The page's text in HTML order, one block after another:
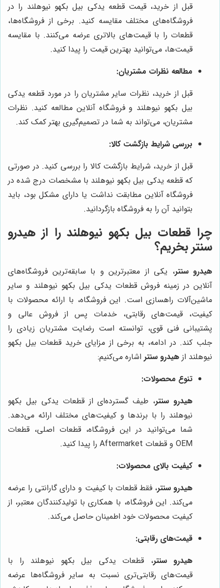
قبل از خرید، قیمت قطعه یدکی بیل بکهو نیوهلند را در
فروشگاه‌های مختلف مقایسه کنید. برخی از فروشگاه‌ها،
قطعات را با قیمت‌های بالاتری عرضه می‌کنند. با مقایسه
قیمت‌ها، می‌توانید بهترین قیمت را پیدا کنید.
مطالعه نظرات مشتریان:
قبل از خرید، نظرات سایر مشتریان را در مورد قطعه یدکی
بیل بکهو نیوهلند و فروشگاه آنلاین مطالعه کنید. نظرات
مشتریان، می‌تواند به شما در تصمیم‌گیری بهتر کمک کند.
بررسی شرایط بازگشت کالا:
قبل از خرید، شرایط بازگشت کالا را بررسی کنید. در صورتی
که قطعه یدکی بیل بکهو نیوهلند با مشخصات درج شده در
فروشگاه آنلاین مطابقت نداشت یا دارای مشکل بود، باید
بتوانید آن را به فروشگاه بازگردانید.
چرا قطعات بیل بکهو نیوهلند را از هیدرو
سنتر بخریم؟
هیدرو سنتر، یکی از معتبرترین و با سابقه‌ترین فروشگاه‌های
آنلاین در زمینه فروش قطعات یدکی بیل بکهو نیوهلند و سایر
ماشین‌آلات راهسازی است. این فروشگاه، با ارائه محصولات با
کیفیت، قیمت‌های رقابتی، خدمات پس از فروش عالی و
پشتیبانی فنی قوی، توانسته است رضایت مشتریان زیادی را
جلب کند. در ادامه، به برخی از مزایای خرید قطعات بیل بکهو
نیوهلند از هیدرو سنتر اشاره می‌کنیم:
تنوع محصولات:
هیدرو سنتر، طیف گسترده‌ای از قطعات یدکی بیل بکهو
نیوهلند را با برندها و کیفیت‌های مختلف ارائه می‌دهد.
شما می‌توانید در این فروشگاه، قطعات اصلی، قطعات
OEM و قطعات Aftermarket را پیدا کنید.
کیفیت بالای محصولات:
هیدرو سنتر، فقط قطعات با کیفیت و دارای گارانتی را عرضه
می‌کند. این فروشگاه، با همکاری با تولیدکنندگان معتبر، از
کیفیت محصولات خود اطمینان حاصل می‌کند.
قیمت‌های رقابتی:
هیدرو سنتر، قطعات یدکی بیل بکهو نیوهلند را با
قیمت‌های رقابتی‌تری نسبت به سایر فروشگاه‌ها عرضه